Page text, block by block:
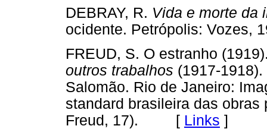
DEBRAY, R. Vida e morte da
ocidente. Petrópolis:
FREUD, S. O estranho
outros trabalhos (1917-
Salomão. Rio de Janeiro:
standard brasileira das
Freud, 17). [ Links ]